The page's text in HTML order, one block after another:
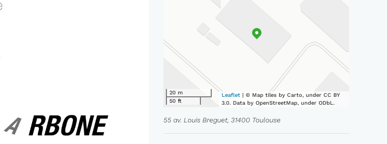
20 m
50 ft
Leaflet | © Map tiles by Carto, under CC BY
3.0. Data by OpenStreetMap, under ODbL.
55 av. Louis Breguet, 31400 Toulouse